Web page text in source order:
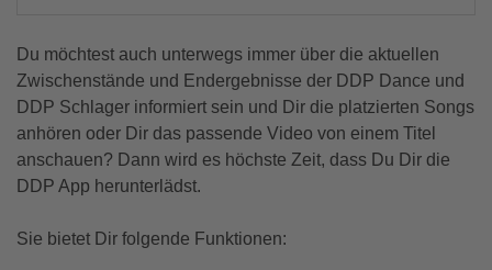
Du möchtest auch unterwegs immer über die aktuellen
Zwischenstände und Endergebnisse der DDP Dance und
DDP Schlager informiert sein und Dir die platzierten Songs
anhören oder Dir das passende Video von einem Titel
anschauen? Dann wird es höchste Zeit, dass Du Dir die
DDP App herunterlädst.
Sie bietet Dir folgende Funktionen: